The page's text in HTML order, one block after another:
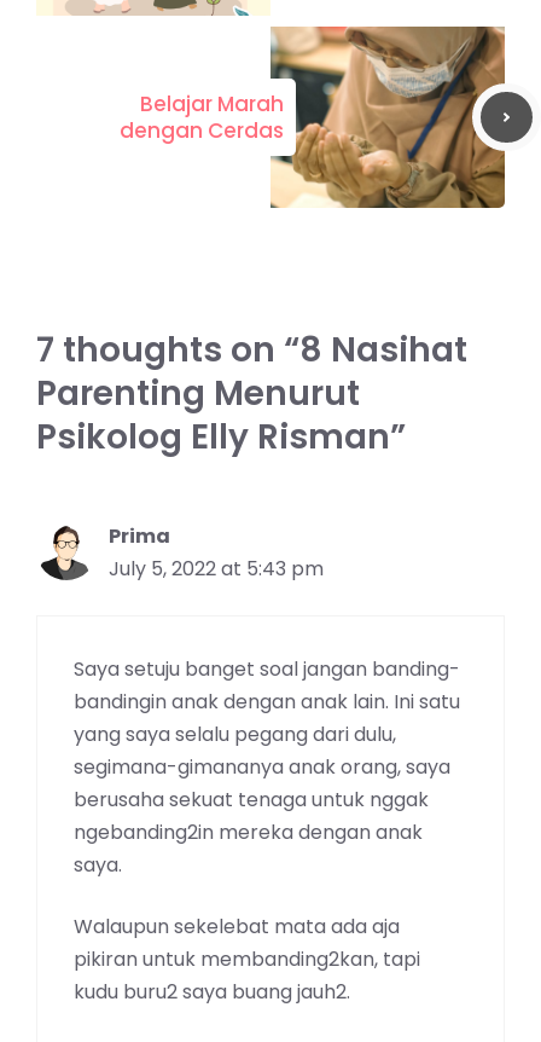
Belajar Marah
dengan Cerdas
7 thoughts on “8 Nasihat
Parenting Menurut
Psikolog Elly Risman”
Prima
July 5, 2022 at 5:43 pm
Saya setuju banget soal jangan banding-
bandingin anak dengan anak lain. Ini satu
yang saya selalu pegang dari dulu,
segimana-gimananya anak orang, saya
berusaha sekuat tenaga untuk nggak
ngebanding2in mereka dengan anak
saya.
Walaupun sekelebat mata ada aja
pikiran untuk membanding2kan, tapi
kudu buru2 saya buang jauh2.